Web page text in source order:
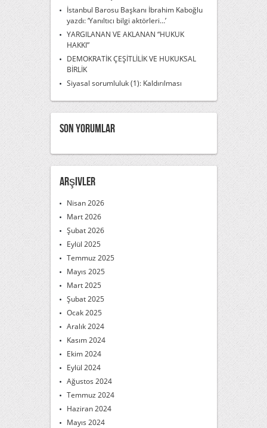
İstanbul Barosu Başkanı İbrahim Kaboğlu
yazdı: ‘Yanıltıcı bilgi aktörleri…’
YARGILANAN VE AKLANAN “HUKUK
HAKKI”
DEMOKRATİK ÇEŞİTLİLİK VE HUKUKSAL
BİRLİK
Siyasal sorumluluk (1): Kaldırılması
Son Yorumlar
Arşivler
Nisan 2026
Mart 2026
Şubat 2026
Eylül 2025
Temmuz 2025
Mayıs 2025
Mart 2025
Şubat 2025
Ocak 2025
Aralık 2024
Kasım 2024
Ekim 2024
Eylül 2024
Ağustos 2024
Temmuz 2024
Haziran 2024
Mayıs 2024